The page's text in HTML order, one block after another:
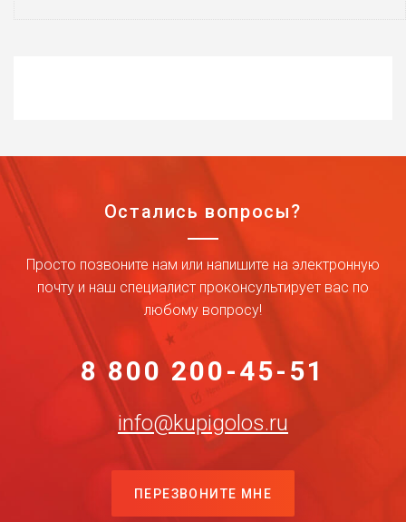
Остались вопросы?
Просто позвоните нам или напишите на электронную
почту и наш специалист проконсультирует вас по
любому вопросу!
8 800 200-45-51
info@kupigolos.ru
ПЕРЕЗВОНИТЕ МНЕ